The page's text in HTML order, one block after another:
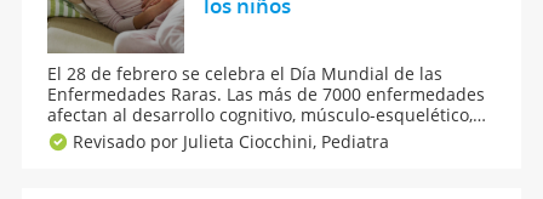
El 28 de febrero se celebra el Día Mundial de las
Enfermedades Raras. Las más de 7000 enfermedades
afectan al desarrollo cognitivo, músculo-esquelético,
del lenguaje o del crecimiento. Y también algunas a a
la capacidad de alimentarse en los niños. Alergias
Revisado por Julieta Ciocchini, Pediatra